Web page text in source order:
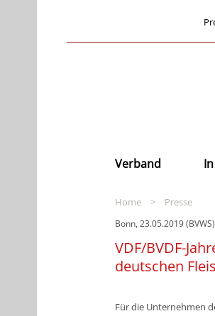
Verband
Home > Presse
Bonn, 23.05.2019 (BVWS)
VDF/BVDF-
deutschen
Für die Unternehmen